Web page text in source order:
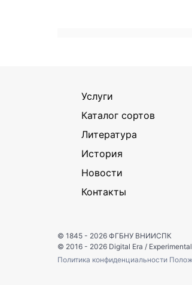
Услуги
Каталог сортов
Литература
История
Новости
Контакты
© 1845 - 2026 ФГБНУ ВНИИСПК
© 2016 - 2026 Digital Era /
Политика конфиденциальности